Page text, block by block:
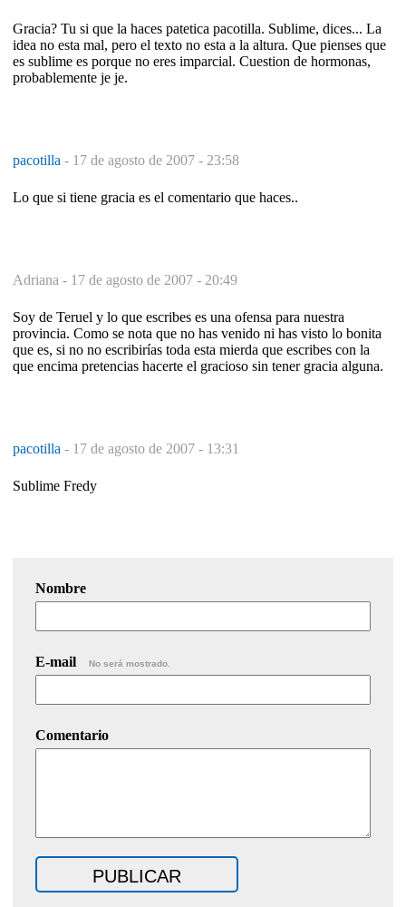
Gracia? Tu si que la haces patetica pacotilla. Sublime, dices... La
idea no esta mal, pero el texto no esta a la altura. Que pienses que
es sublime es porque no eres imparcial. Cuestion de hormonas,
probablemente je je.
pacotilla - 17 de agosto de 2007 - 23:58
Lo que si tiene gracia es el comentario que haces..
Adriana - 17 de agosto de 2007 - 20:49
Soy de Teruel y lo que escribes es una ofensa para nuestra
provincia. Como se nota que no has venido ni has visto lo bonita
que es, si no no escribirías toda esta mierda que escribes con la
que encima pretencias hacerte el gracioso sin tener gracia alguna.
pacotilla - 17 de agosto de 2007 - 13:31
Sublime Fredy
Nombre
E-mail No será mostrado.
Comentario